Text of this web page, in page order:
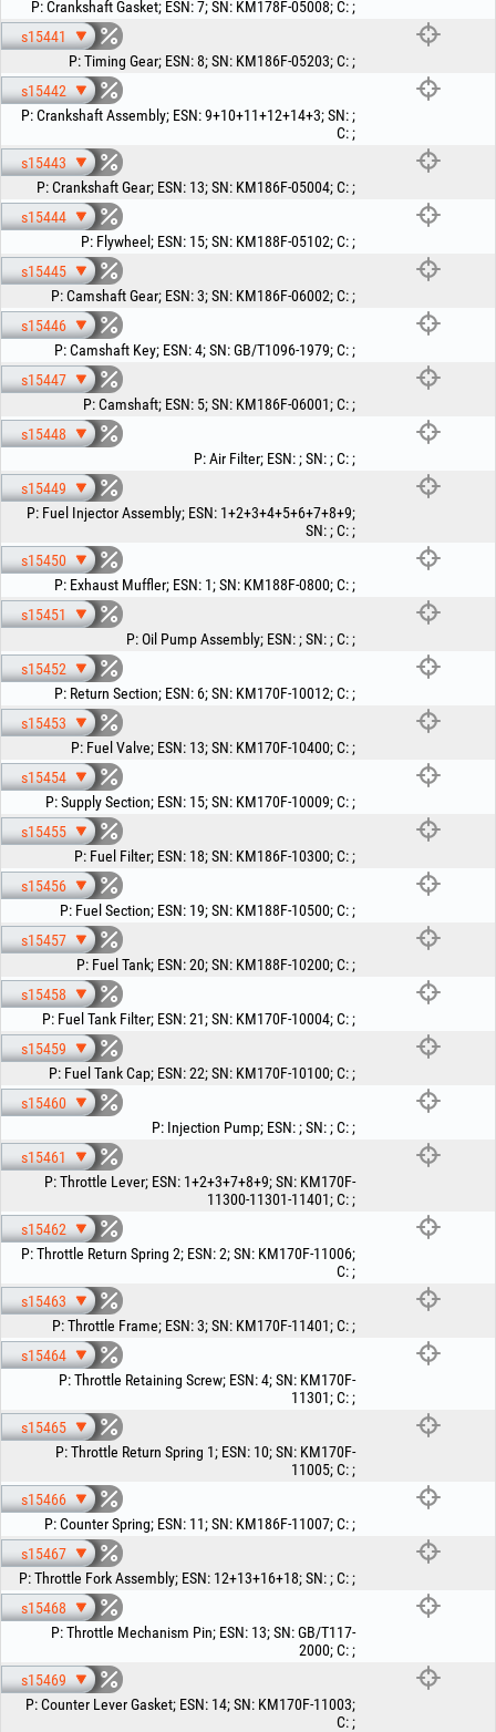
P:Crankshaft Gasket; ESN:7;SN: KM178F-05008;C:;
s15441
P:Timing Gear; ESN:8;SN: KM186F-05203;C:;
s15442
P:Crankshaft Assembly; ESN:9+10+11+12+14+3;SN:;
C:;
s15443
P:Crankshaft Gear; ESN: 13;SN: KM186F-05004;C:;
s15444
P: Flywheel ; ESN: 15;SN: KM188F-05102;C:;
s15445
P:Camshaft Gear; ESN:3;SN: KM186F-06002;C:;
s15446
P:Camshaft Key; ESN:4;SN:GB/T1096-1979;C:;
s15447
P:Camshaft; ESN: 5;SN: KM186F-06001;C:;
s15448
P:Air Filter; ESN:;SN:;C:;
s15449
P: Fuel Injector Assembly; ESN: 1+2+3+4+5+6+7+8+9;
SN:;C:;
s15450
P: Exhaust Muffler; ESN: 1;SN: KM188F-0800;C:;
s15451
P:Oil Pump Assembly; ESN:;SN:;C:;
s15452
P: Return Section; ESN: 6;SN: KM170F-10012;C:;
s15453
P: Fuel Valve; ESN: 13;SN: KM170F-10400;C:;
s15454
P:Supply Section; ESN: 15;SN: KM170F-10009;C:;
s15455
P: Fuel Filter; ESN: 18;SN: KM186F-10300;C:;
s15456
P: Fuel Section; ESN: 19;SN: KM188F-10500;C:;
s15457
P: Fuel Tank; ESN:20;SN: KM188F-10200;C:;
s15458
P: Fuel Tank Filter; ESN:21;SN: KM170F-10004;C:;
s15459
P: Fuel Tank Cap; ESN:22;SN: KM170F-10100;C:;
s15460
P: Injection Pump; ESN:;SN:;C:;
s15461
P:Throttle Lever; ESN: 1+2+3+7+8+9;SN: KM170F-
11300-11301-11401;C:;
s15462
P:Throttle Return Spring 2; ESN:2;SN: KM170F-11006;
C:;
s15463
P:Throttle Frame; ESN:3;SN: KM170F-11401;C:;
s15464
P:Throttle Retaining Screw; ESN:4;SN: KM170F-
11301;C:;
s15465
P:Throttle Return Spring 1; ESN: 10;SN: KM170F-
11005;C:;
s15466
P:Counter Spring; ESN: 11;SN: KM186F-11007;C:;
s15467
P:Throttle Fork Assembly; ESN: 12+13+16+18;SN:;C:;
s15468
P:Throttle Mechanism Pin; ESN: 13;SN:GB/T117-
2000;C:;
s15469
P:Counter Lever Gasket; ESN: 14;SN: KM170F-11003;
C:;